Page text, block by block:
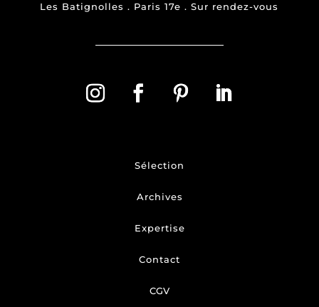
Les Batignolles . Paris 17e . Sur rendez-vous
Sélection
Archives
Expertise
Contact
CGV